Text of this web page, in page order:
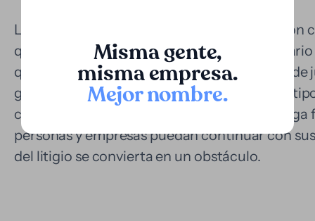
Misma gente,
misma empresa.
Mejor nombre.
La financiación de litigios ofrece una solución
que los litigantes obtengan el capital
que les permite continuar con su búsqueda
gastos inmediatos. Loopa proporciona este
como en arbitrajes, ayudando a aliviar la
personas y empresas puedan continuar con
del litigio se convierta en un obstáculo.